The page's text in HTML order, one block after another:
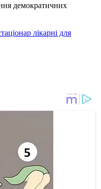
демократичних
лікарні для